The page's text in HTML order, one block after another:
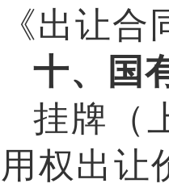
《出让
十、国
挂牌（
用权出让